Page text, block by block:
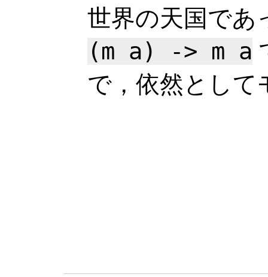
世界の天国で
(m a) -> m a
で，依然として